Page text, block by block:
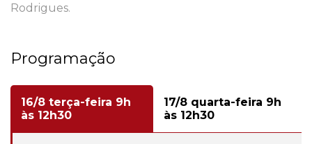
Rodrigues.
Programação
16/8 terça-feira 9h
às 12h30
17/8 quarta-feira 9h
às 12h30